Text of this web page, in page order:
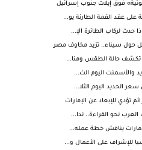
فوق إيلات جنوب إسرائيل
عقد القمة الطارئة يو...
حدث لركاب الطائرة الإ...
حول سيناء.. تزيد مخاوف مصر
تكشف حالة الطقس ومنا...
الحديد اليوم الثلا...
تؤدي للإبعاد عن الإمارات
نحو القراءة.. تدا...
يناقش خطة عمله...
للإشراف على الأعمال و...